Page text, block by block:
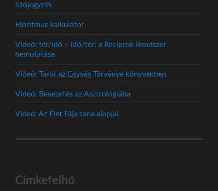
Szójegyzék
Bioritmus kalkulátor
Videó: tér/idő – idő/tér: a Reciprok Rendszer
bemutatása
Videó: Tarot az Egység Törvénye könyvekben
Videó: Bevezetés az Asztrológiába
Videó: Az Élet Fája tana alapjai
Címkefelhő